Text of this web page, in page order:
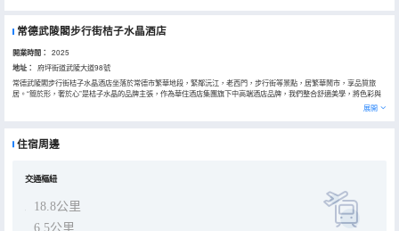
常德武陵閣步行街桔子水晶酒店
開業時間： 2025
地址：
府坪街道武陵大道98號
常德武陵閣步行街桔子水晶酒店坐落於常德市繁華地段，緊鄰沅江，老西門，步行街等景點，居繁華鬧市，享品質旅
居。“簡於形，奢於心”是桔子水晶的品牌主張，作為華住酒店集團旗下中高端酒店品牌，我們整合舒適美學，將色彩與
展開
住宿周邊
交通樞紐
18.8公里
6.5公里